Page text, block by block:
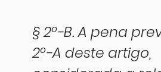
§ 2º-B. A pena
2º-A deste artigo,